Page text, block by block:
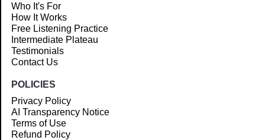
Who It's For
How It Works
Free Listening Practice
Intermediate Plateau
Testimonials
Contact Us
POLICIES
Privacy Policy
AI Transparency Notice
Terms of Use
Refund Policy